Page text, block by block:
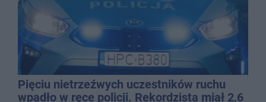
Pięciu nietrzeźwych uczestników ruchu
wpadło w ręce policji. Rekordzista miał 2,6